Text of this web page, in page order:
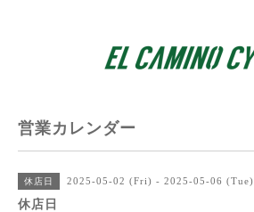
営業カレンダー
休店日 2025-05-02 (Fri) - 2025-05-06 (Tue)
休店日